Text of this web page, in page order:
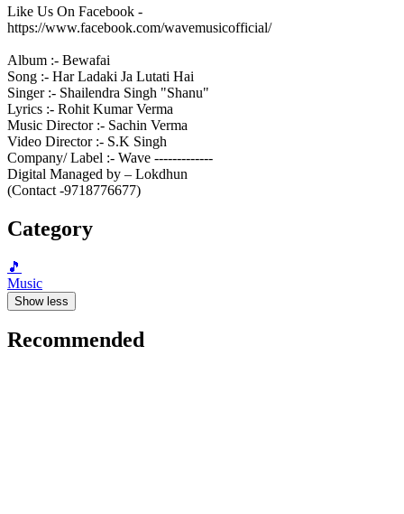
Like Us On Facebook -
https://www.facebook.com/wavemusicofficial/
Album :- Bewafai
Song :- Har Ladaki Ja Lutati Hai
Singer :- Shailendra Singh "Shanu"
Lyrics :- Rohit Kumar Verma
Music Director :- Sachin Verma
Video Director :- S.K Singh
Company/ Label :- Wave -------------
Digital Managed by – Lokdhun
(Contact -9718776677)
Category
🎵
Music
Show less
Recommended